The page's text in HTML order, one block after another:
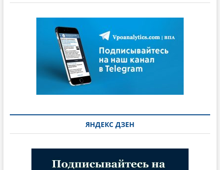
ЯНДЕКС ДЗЕН